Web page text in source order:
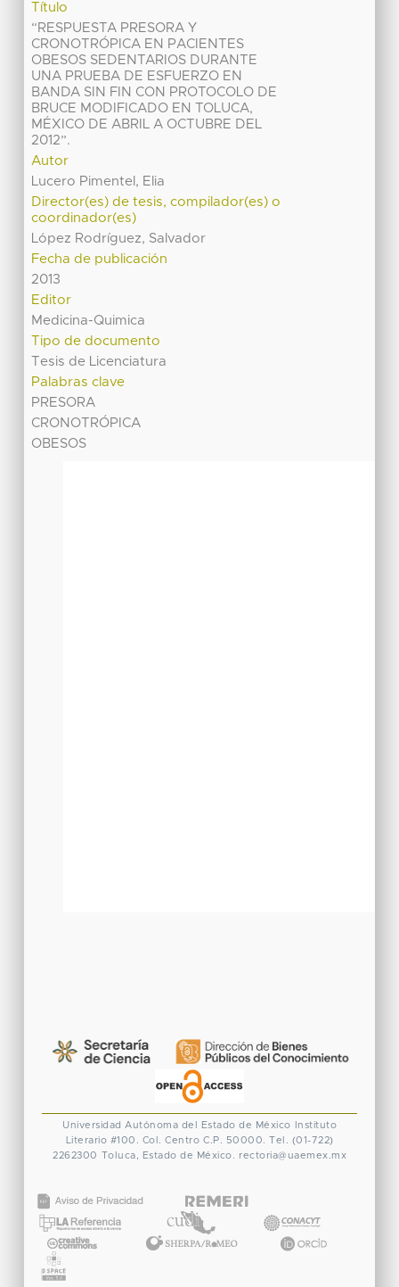
Título
“RESPUESTA PRESORA Y
CRONOTRÓPICA EN PACIENTES
OBESOS SEDENTARIOS DURANTE
UNA PRUEBA DE ESFUERZO EN
BANDA SIN FIN CON PROTOCOLO DE
BRUCE MODIFICADO EN TOLUCA,
MÉXICO DE ABRIL A OCTUBRE DEL
2012”.
Autor
Lucero Pimentel, Elia
Director(es) de tesis, compilador(es) o
coordinador(es)
López Rodríguez, Salvador
Fecha de publicación
2013
Editor
Medicina-Quimica
Tipo de documento
Tesis de Licenciatura
Palabras clave
PRESORA
CRONOTRÓPICA
OBESOS
Universidad Autónoma del Estado de México
Instituto
Literario #100. Col. Centro C.P. 50000. Tel. (01-722)
2262300 Toluca, Estado de México. rectoria@uaemex.mx